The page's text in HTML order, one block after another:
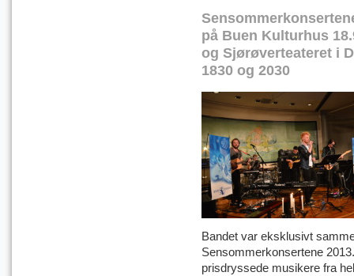
på Buen Kulturhus
og Sjørøverteateret i
1830 og 2030
Bandet var eksklusivt
Sensommerkonsertene
prisdryssede musikere fra